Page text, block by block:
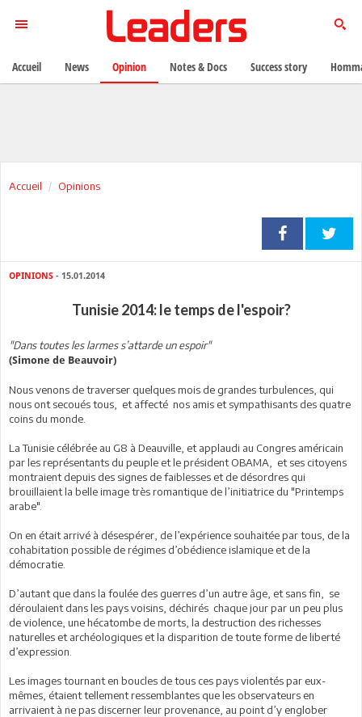
Accueil Opinions
OPINIONS - 15.01.2014
Tunisie 2014: le temps de l'espoir?
"Dans toutes les larmes s’attarde un espoir"
(Simone de Beauvoir)
Nous venons de traverser quelques mois de grandes turbulences, qui
nous ont secoués tous, et affecté nos amis et sympathisants des quatre
coins du monde.
La Tunisie célébrée au G8 à Deauville, et applaudi au Congres américain
par les représentants du peuple et le président OBAMA, et ses citoyens
montraient depuis des signes de faiblesses et de désordres qui
brouillaient la belle image très romantique de l’initiatrice du "Printemps
arabe".
On en était arrivé à désespérer, de l’expérience souhaitée par tous, de la
cohabitation possible de régimes d’obédience islamique et de la
démocratie.
D’autant que dans la foulée des guerres d’un autre âge, et sans fin, se
déroulaient dans les pays voisins, déchirés chaque jour par un peu plus
de violence, une hécatombe de morts, la destruction des richesses
naturelles et archéologiques et la disparition de toute forme de liberté
d’expression.
Les images tournant en boucles de tous ces pays violentés par eux-
mêmes, étaient tellement ressemblantes que les observateurs en
arrivaient à ne pas discerner leur provenance, au point d’y englober
Accueil News Opinion Notes & Docs Success story